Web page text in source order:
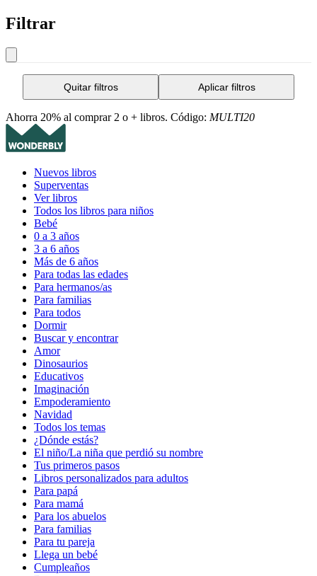
Filtrar
Quitar filtros Aplicar filtros
Ahorra 20% al comprar 2 o + libros. Código: MULTI20
Nuevos libros
Superventas
Ver libros
Todos los libros para niños
Bebé
0 a 3 años
3 a 6 años
Más de 6 años
Para todas las edades
Para hermanos/as
Para familias
Para todos
Dormir
Buscar y encontrar
Amor
Dinosaurios
Educativos
Imaginación
Empoderamiento
Navidad
Todos los temas
¿Dónde estás?
El niño/La niña que perdió su nombre
Tus primeros pasos
Libros personalizados para adultos
Para papá
Para mamá
Para los abuelos
Para familias
Para tu pareja
Llega un bebé
Cumpleaños